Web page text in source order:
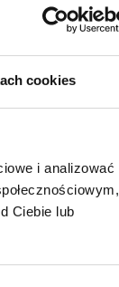
cookies
i analizować
Ciebie lub